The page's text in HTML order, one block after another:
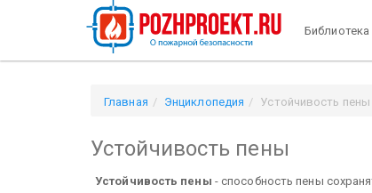
Библиотека
Главная Энциклопедия Устойчивость пены
Устойчивость пены
Устойчивость пены - способность пены